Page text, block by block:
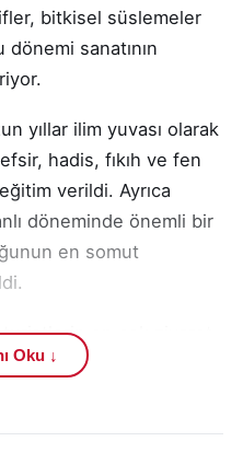
bitkisel süslemeler
sanatının
yıllar ilim yuvası olarak
hadis, fıkıh ve fen
verildi. Ayrıca
döneminde önemli bir
en somut
turistlerin en çok ziyaret
simgesi haline
Oku ↓